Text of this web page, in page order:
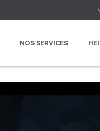
NOS SERVICES